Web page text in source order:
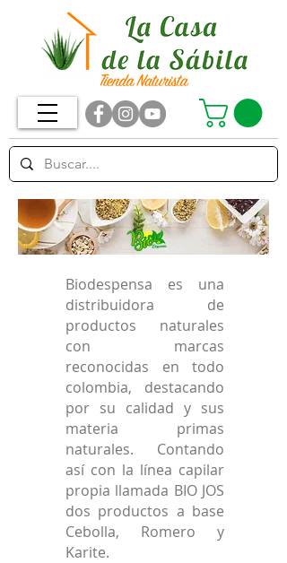
Biodespensa es una
distribuidora de
productos naturales
con marcas
reconocidas en todo
colombia, destacando
por su calidad y sus
materia primas
naturales. Contando
así con la línea capilar
propia llamada BIO JOS
dos productos a base
Cebolla, Romero y
Karite.